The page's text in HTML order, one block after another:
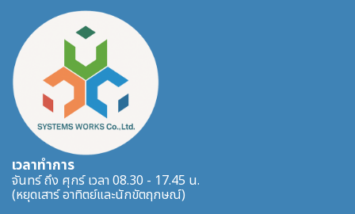
เวลาทำการ
จันทร์ ถึง ศุกร์ เวลา 08.30 - 17.45 น.
(หยุดเสาร์ อาทิตย์และนักขัตฤกษณ์)